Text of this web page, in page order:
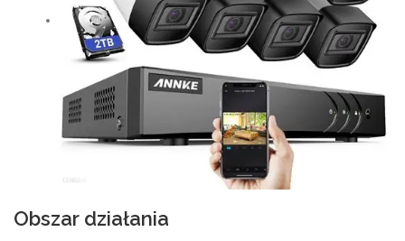
Obszar działania